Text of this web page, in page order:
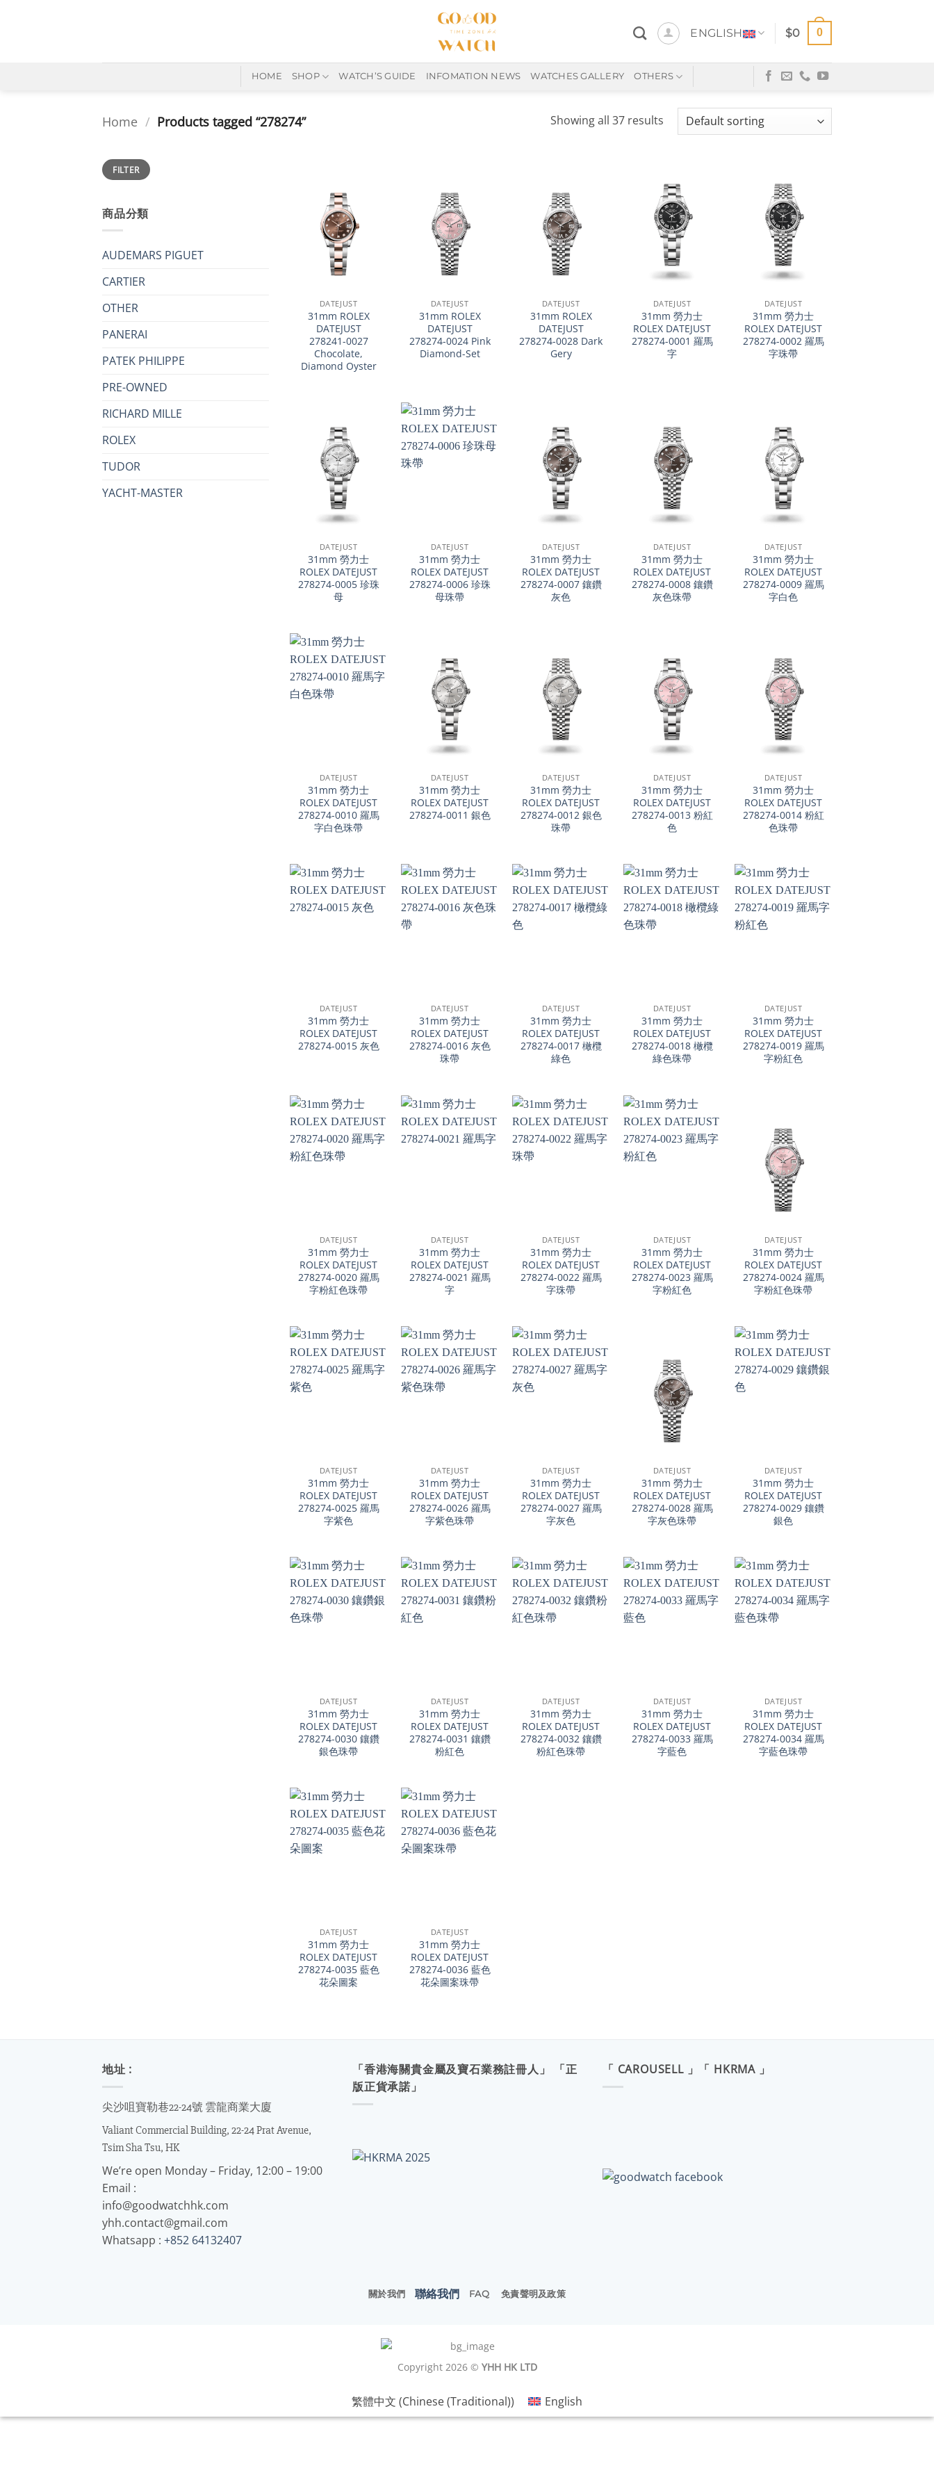
ENGLISH $0 0
HOME SHOP WATCH’S GUIDE INFOMATION NEWS WATCHES GALLERY OTHERS
Home / Products tagged “278274” Showing all 37 results
Min
price
Max
priceFILTER
商品分類
AUDEMARS PIGUET
CARTIER
OTHER
PANERAI
PATEK PHILIPPE
PRE-OWNED
RICHARD MILLE
ROLEX
TUDOR
YACHT-MASTER
DATEJUST
31mm ROLEX
DATEJUST
278241-0027
Chocolate,
Diamond Oyster
DATEJUST
31mm ROLEX
DATEJUST
278274-0024 Pink
Diamond-Set
DATEJUST
31mm ROLEX
DATEJUST
278274-0028 Dark
Gery
DATEJUST
31mm 勞力士
ROLEX DATEJUST
278274-0001 羅馬
字
DATEJUST
31mm 勞力士
ROLEX DATEJUST
278274-0002 羅馬
字珠帶
DATEJUST
31mm 勞力士
ROLEX DATEJUST
278274-0005 珍珠
母
DATEJUST
31mm 勞力士
ROLEX DATEJUST
278274-0006 珍珠
母珠帶
DATEJUST
31mm 勞力士
ROLEX DATEJUST
278274-0007 鑲鑽
灰色
DATEJUST
31mm 勞力士
ROLEX DATEJUST
278274-0008 鑲鑽
灰色珠帶
DATEJUST
31mm 勞力士
ROLEX DATEJUST
278274-0009 羅馬
字白色
DATEJUST
31mm 勞力士
ROLEX DATEJUST
278274-0010 羅馬
字白色珠帶
DATEJUST
31mm 勞力士
ROLEX DATEJUST
278274-0011 銀色
DATEJUST
31mm 勞力士
ROLEX DATEJUST
278274-0012 銀色
珠帶
DATEJUST
31mm 勞力士
ROLEX DATEJUST
278274-0013 粉紅
色
DATEJUST
31mm 勞力士
ROLEX DATEJUST
278274-0014 粉紅
色珠帶
DATEJUST
31mm 勞力士
ROLEX DATEJUST
278274-0015 灰色
DATEJUST
31mm 勞力士
ROLEX DATEJUST
278274-0016 灰色
珠帶
DATEJUST
31mm 勞力士
ROLEX DATEJUST
278274-0017 橄欖
綠色
DATEJUST
31mm 勞力士
ROLEX DATEJUST
278274-0018 橄欖
綠色珠帶
DATEJUST
31mm 勞力士
ROLEX DATEJUST
278274-0019 羅馬
字粉紅色
DATEJUST
31mm 勞力士
ROLEX DATEJUST
278274-0020 羅馬
字粉紅色珠帶
DATEJUST
31mm 勞力士
ROLEX DATEJUST
278274-0021 羅馬
字
DATEJUST
31mm 勞力士
ROLEX DATEJUST
278274-0022 羅馬
字珠帶
DATEJUST
31mm 勞力士
ROLEX DATEJUST
278274-0023 羅馬
字粉紅色
DATEJUST
31mm 勞力士
ROLEX DATEJUST
278274-0024 羅馬
字粉紅色珠帶
DATEJUST
31mm 勞力士
ROLEX DATEJUST
278274-0025 羅馬
字紫色
DATEJUST
31mm 勞力士
ROLEX DATEJUST
278274-0026 羅馬
字紫色珠帶
DATEJUST
31mm 勞力士
ROLEX DATEJUST
278274-0027 羅馬
字灰色
DATEJUST
31mm 勞力士
ROLEX DATEJUST
278274-0028 羅馬
字灰色珠帶
DATEJUST
31mm 勞力士
ROLEX DATEJUST
278274-0029 鑲鑽
銀色
DATEJUST
31mm 勞力士
ROLEX DATEJUST
278274-0030 鑲鑽
銀色珠帶
DATEJUST
31mm 勞力士
ROLEX DATEJUST
278274-0031 鑲鑽
粉紅色
DATEJUST
31mm 勞力士
ROLEX DATEJUST
278274-0032 鑲鑽
粉紅色珠帶
DATEJUST
31mm 勞力士
ROLEX DATEJUST
278274-0033 羅馬
字藍色
DATEJUST
31mm 勞力士
ROLEX DATEJUST
278274-0034 羅馬
字藍色珠帶
DATEJUST
31mm 勞力士
ROLEX DATEJUST
278274-0035 藍色
花朵圖案
DATEJUST
31mm 勞力士
ROLEX DATEJUST
278274-0036 藍色
花朵圖案珠帶
地址 :
尖沙咀寶勒巷22-24號 雲龍商業大廈
Valiant Commercial Building, 22-24 Prat Avenue,
Tsim Sha Tsu, HK
We’re open Monday – Friday, 12:00 – 19:00
Email :
info@goodwatchhk.com
yhh.contact@gmail.com
Whatsapp : +852 64132407
「香港海關貴金屬及寶石業務註冊人」 「正
版正貨承諾」
「 CAROUSELL 」「 HKRMA 」
關於我們 聯絡我們 FAQ 免責聲明及政策
Copyright 2026 © YHH HK LTD
繁體中文 (Chinese (Traditional)) English